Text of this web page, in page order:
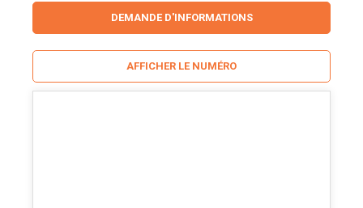
DEMANDE D'INFORMATIONS
AFFICHER LE NUMÉRO